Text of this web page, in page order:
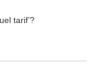
tarif’?